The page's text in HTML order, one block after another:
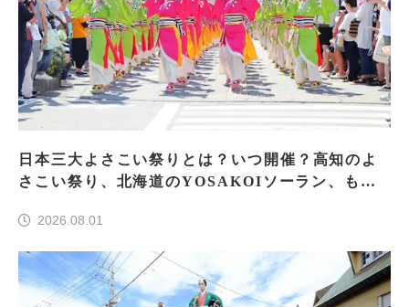
日本三大よさこい祭りとは？いつ開催？高知のよ
さこい祭り、北海道のYOSAKOIソーラン、もう
2026.08.01